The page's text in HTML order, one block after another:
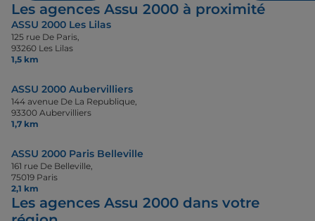
Les agences Assu 2000 à proximité
ASSU 2000 Les Lilas
125 rue De Paris,
93260 Les Lilas
1,5 km
ASSU 2000 Aubervilliers
144 avenue De La Republique,
93300 Aubervilliers
1,7 km
ASSU 2000 Paris Belleville
161 rue De Belleville,
75019 Paris
2,1 km
Les agences Assu 2000 dans votre